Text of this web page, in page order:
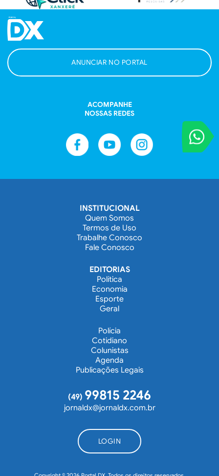
VOCÊ
Entre em
ANUNCIAR NO PORTAL
ACOMPANHE
NOSSAS REDES
INSTITUCIONAL
Quem Somos
Termos de Uso
Trabalhe Conosco
Fale Conosco
EDITORIAS
Política
Economia
Esporte
Geral
Polícia
Cotidiano
Colunistas
Agenda
Publicações Legais
(49) 99815 2246
jornaldx@jornaldx.com.br
LOGIN